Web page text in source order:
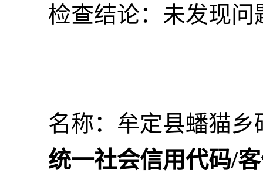
检查结论：未发现问
名称：牟定县蟠猫乡
统一社会信用代码/